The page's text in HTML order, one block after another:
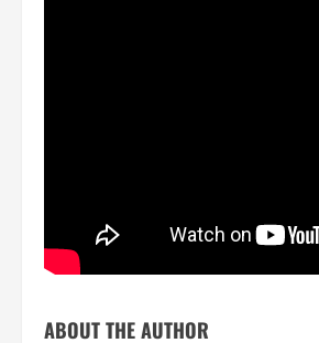
ABOUT THE AUTHOR